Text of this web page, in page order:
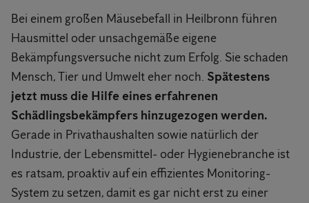
Bei einem großen Mäusebefall in Heilbronn führen
Hausmittel oder unsachgemäße eigene
Bekämpfungsversuche nicht zum Erfolg. Sie schaden
Mensch, Tier und Umwelt eher noch. Spätestens
jetzt muss die Hilfe eines erfahrenen
Schädlingsbekämpfers hinzugezogen werden.
Gerade in Privathaushalten sowie natürlich der
Industrie, der Lebensmittel- oder Hygienebranche ist
es ratsam, proaktiv auf ein effizientes Monitoring-
System zu setzen, damit es gar nicht erst zu einer